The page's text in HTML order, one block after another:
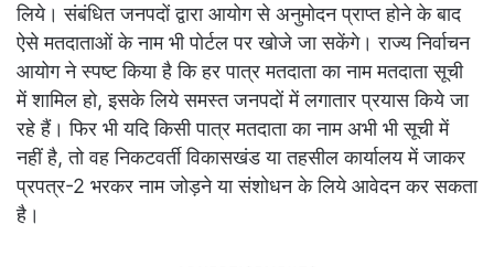
लिये। संबंधित जनपदों द्वारा आयोग से अनुमोदन प्राप्त होने के बाद
ऐसे मतदाताओं के नाम भी पोर्टल पर खोजे जा सकेंगे। राज्य निर्वाचन
आयोग ने स्पष्ट किया है कि हर पात्र मतदाता का नाम मतदाता सूची
में शामिल हो, इसके लिये समस्त जनपदों में लगातार प्रयास किये जा
रहे हैं। फिर भी यदि किसी पात्र मतदाता का नाम अभी भी सूची में
नहीं है, तो वह निकटवर्ती विकासखंड या तहसील कार्यालय में जाकर
प्रपत्र-2 भरकर नाम जोड़ने या संशोधन के लिये आवेदन कर सकता
है।